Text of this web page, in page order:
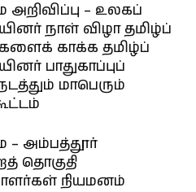
– உலகப்
நாள் விழா தமிழ்ப்
காக்க தமிழ்ப்
பாதுகாப்புப்
மாபெரும்
அம்பத்தூர்
தொகுதி
நியமனம்